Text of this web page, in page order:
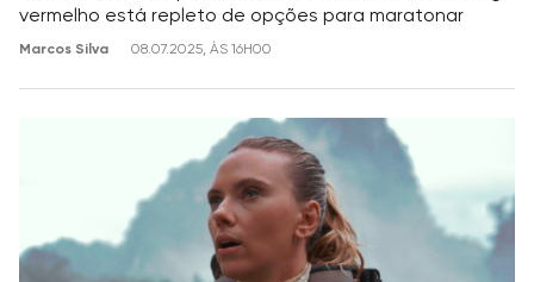
vermelho está repleto de opções para maratonar
Marcos Silva 08.07.2025, ÀS 16H00